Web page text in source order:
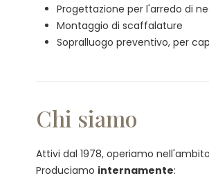
Progettazione per l'arredo di
Montaggio di scaffalature
Sopralluogo preventivo, per
Chi siamo
Attivi dal 1978, operiamo
Produciamo internamente: